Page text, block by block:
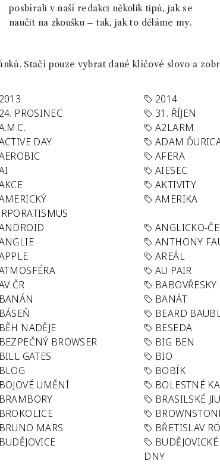
posbírali v naší redakci několik tipů, jak se
naučit na zkoušku – tak, jak to děláme my.
Stačí pouze vybrat dané klíčové slovo a
2013
2014
24. PROSINEC
31. ŘÍJEN
A2LARM
DAY
ADAM
AFERA
AIESEC
AKTIVITY
AMERIKA
ANGLICKO-
ANTHONY
AREÁL
AU PAIR
ČR
BABOVŘESKY
BANÁN
BANÁT
BÁSEŇ
BEARD
BĚH NADĚJE
BESEDA
BEZPEČNÝ BROWSER
BIG BEN
BILL GATES
BIO
BLOG
BOBÍK
BOJOVÉ UMĚNÍ
BOLESTNÉ
BRAMBORY
BRASILSKÉ
BROKOLICE
BRUNO MARS
BŘETISLAV
BUDĚJOVICE
DNY